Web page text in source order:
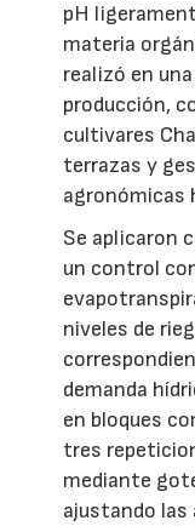
pH
materia
realizó en
producción,
cultivares
terrazas y
agronómicas
Se aplicaron
un control
niveles de
demanda
en bloques
tres
mediante
ajustando las